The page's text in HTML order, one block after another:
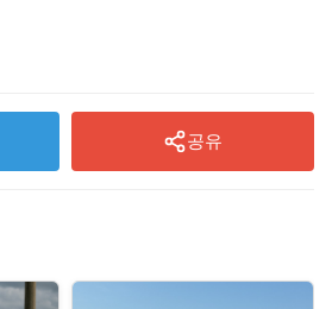
공유